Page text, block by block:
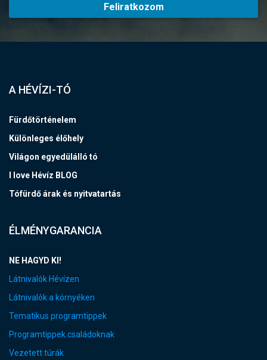
Feliratkozom
A HÉVÍZI-TÓ
Fürdőtörténelem
Különleges élőhely
Világon egyedülálló tó
I love Hévíz BLOG
Tófürdő árak és nyitvatartás
ÉLMÉNYGARANCIA
NE HAGYD KI!
Látnivalók Hévízen
Látnivalók a környéken
Tematikus programtippek
Programtippek családoknak
Vezetett túrák